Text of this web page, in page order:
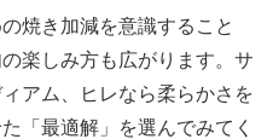
焼き加減を意識すること
楽しみ方も広がります。サ
アム、ヒレなら柔らかさを
「最適解」を選んでみてく